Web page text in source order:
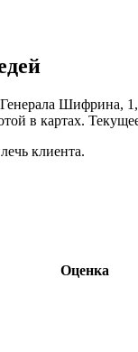
в картах.
клиента.
Оценка